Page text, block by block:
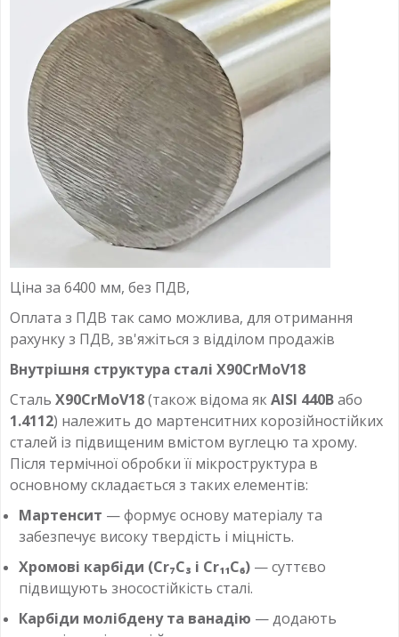
Ціна за 6400 мм, без ПДВ,
Оплата з ПДВ так само можлива, для отримання
рахунку з ПДВ, зв'яжіться з відділом продажів
Внутрішня структура сталі X90CrMoV18
Сталь X90CrMoV18(також відома як AISI 440Bабо
1.4112) належить до мартенситних корозійностійких
сталей із підвищеним вмістом вуглецю та хрому.
Після термічної обробки її мікроструктура в
основному складається з таких елементів:
Мартенсит — формує основу матеріалу та
забезпечує високу твердість і міцність.
Хромові карбіди (Cr₇C₃ і Cr₁₁C₆) — суттєво
підвищують зносостійкість сталі.
Карбіди молібдену та ванадію — додають